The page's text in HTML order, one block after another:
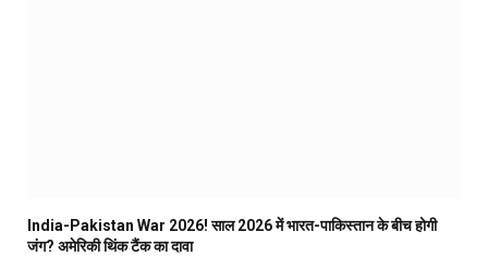
India-Pakistan War 2026! साल 2026 में भारत-पाकिस्तान के बीच होगी
जंग? अमेरिकी थिंक टैंक का दावा